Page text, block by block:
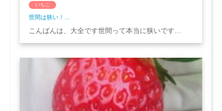
いちご
世間は狭い！…
こんばんは、大全です世間って本当に狭いです…